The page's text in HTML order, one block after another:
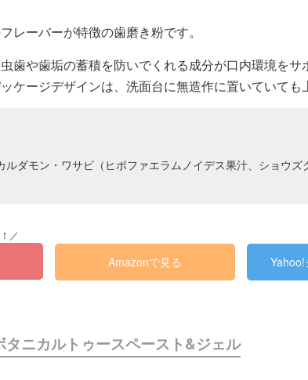
レーバーが特徴の歯磨き粉です。
歯や歯垢の蓄積を防いでくれる成分が口内環境をサ
ケージデザインは、洗面台に無造作に置いていても
ルダモン・ワサビ（ヒポファエラムノイデス果汁、ショウズ
Amazonで見る Yahoo!
タニカルトゥースペースト&ジェル